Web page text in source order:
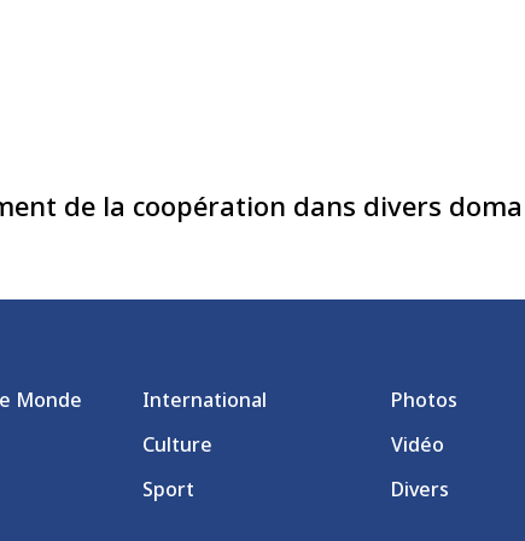
de la coopération dans divers
Monde
International
Culture
Sport
Photos
Vidéo
Divers